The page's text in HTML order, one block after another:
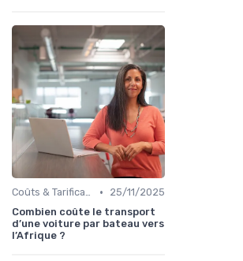
Coûts & Tarification •
25/11/2025
Combien coûte le transport
d’une voiture par bateau vers
l’Afrique ?